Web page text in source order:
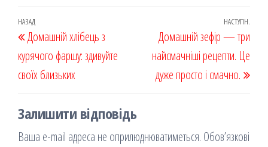
k on
я
Навігація
записів
Попередній
запис
НАЗАД
Домашній хлібець з
курячого фаршу: здивуйте
своїх близьких
НАСТУПН.
Домашній зефір — три
найсмачніші рецепти. Це
дуже просто і смачно.
Залишити відповідь
Ваша e-mail адреса не оприлюднюватиметься. Обов’язкові